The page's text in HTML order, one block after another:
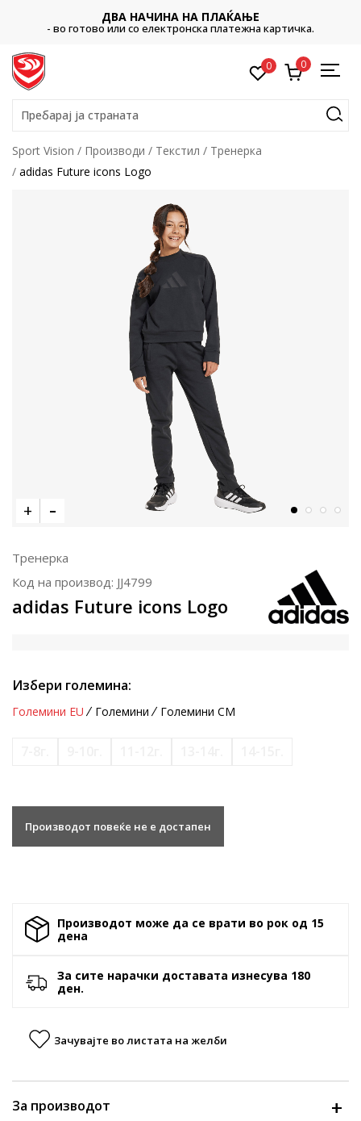
ДВА НАЧИНА НА ПЛАЌАЊЕ
- во готово или со електронска платежна картичка.
0 0
Пребарај ја страната
Sport Vision Производи Текстил
Тренерка
adidas Future icons Logo
Тренерка
Код на производ: JJ4799
adidas Future icons Logo
Избери големина:
Големини EU Големини Големини CM
Производот повеќе не е достапен
Производот може да се врати во рок од 15
денa
За сите нарачки доставата изнесува 180
ден.
Зачувајте во листата на желби
За производот